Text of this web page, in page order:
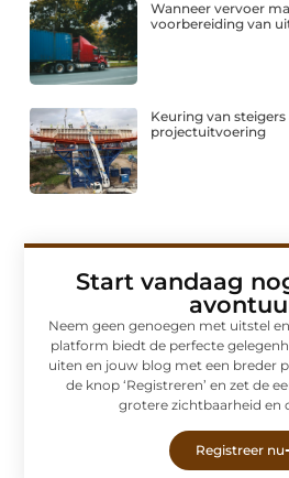
Wanneer vervoer
voorbereiding van
Keuring van
projectuitvoering
Start vandaag
Neem geen genoegen met uitstel
platform biedt de perfecte
uiten en jouw blog met een breder
de knop ‘Registreren’ en zet de
grotere zichtbaarheid en
Registreer nu